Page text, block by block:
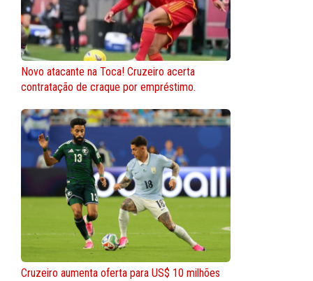
Novo atacante na Toca! Cruzeiro acerta
contratação de craque por empréstimo.
Cruzeiro aumenta oferta para US$ 10 milhões